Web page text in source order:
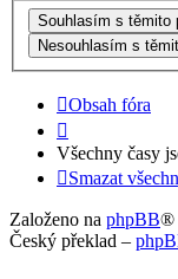
Obsah fóra
Všechny časy
Smazat
Založeno na phpBB®
Český překlad –